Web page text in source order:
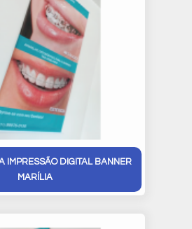
IMPRESSÃO DIGITAL BANNER
MARÍLIA